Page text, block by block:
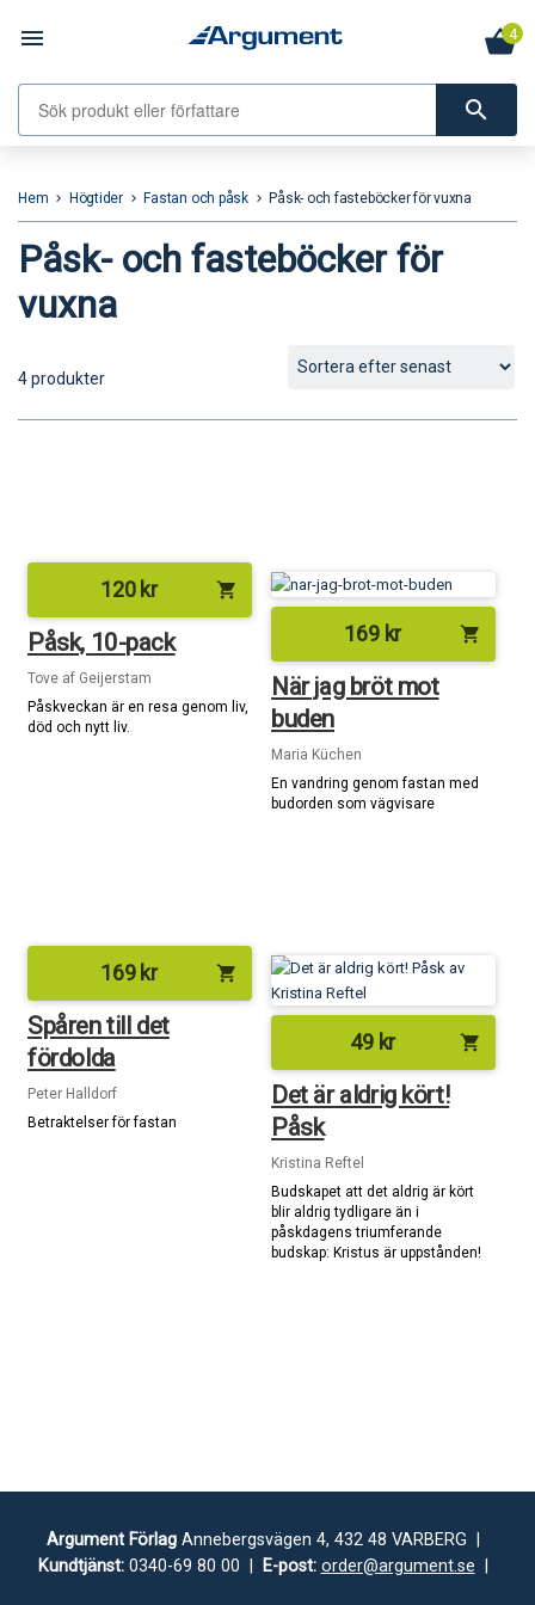
menu 4
search
Hem keyboard_arrow_right Högtider keyboard_arrow_right Fastan och påsk keyboard_arrow_right Påsk- och fasteböcker för vuxna
Påsk- och fasteböcker för
vuxna
4 produkter
120kr shopping_cart
Påsk, 10-pack
Tove af Geijerstam
Påskveckan är en resa genom liv,
död och nytt liv.
169 kr shopping_cart
När jag bröt mot
buden
Maria Küchen
En vandring genom fastan med
budorden som vägvisare
169kr shopping_cart
Spåren till det
fördolda
Peter Halldorf
Betraktelser för fastan
49 kr shopping_cart
Det är aldrig kört!
Påsk
Kristina Reftel
Budskapet att det aldrig är kört
blir aldrig tydligare än i
påskdagens triumferande
budskap: Kristus är uppstånden!
Argument FörlagAnnebergsvägen 4, 432 48 VARBERG |
Kundtjänst:0340-69 80 00 | E-post: order@argument.se